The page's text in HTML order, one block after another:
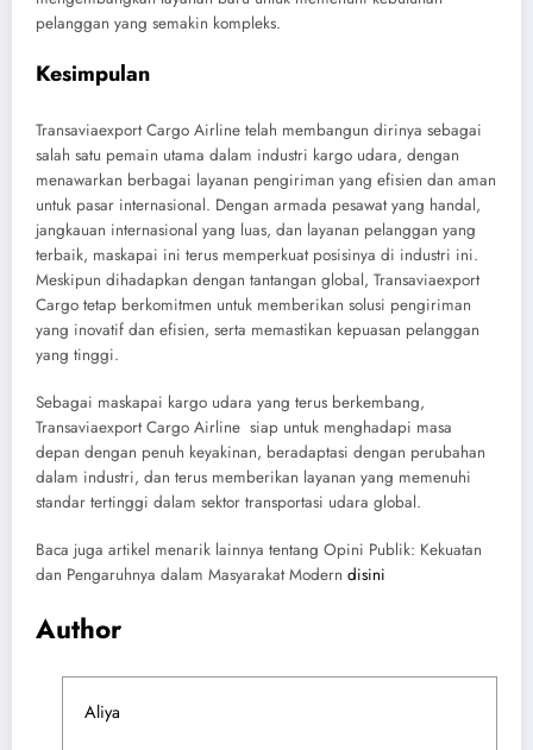
pelanggan yang semakin kompleks.
Kesimpulan
Transaviaexport Cargo Airline telah membangun dirinya sebagai
salah satu pemain utama dalam industri kargo udara, dengan
menawarkan berbagai layanan pengiriman yang efisien dan aman
untuk pasar internasional. Dengan armada pesawat yang handal,
jangkauan internasional yang luas, dan layanan pelanggan yang
terbaik, maskapai ini terus memperkuat posisinya di industri ini.
Meskipun dihadapkan dengan tantangan global, Transaviaexport
Cargo tetap berkomitmen untuk memberikan solusi pengiriman
yang inovatif dan efisien, serta memastikan kepuasan pelanggan
yang tinggi.
Sebagai maskapai kargo udara yang terus berkembang,
Transaviaexport Cargo Airline siap untuk menghadapi masa
depan dengan penuh keyakinan, beradaptasi dengan perubahan
dalam industri, dan terus memberikan layanan yang memenuhi
standar tertinggi dalam sektor transportasi udara global.
Baca juga artikel menarik lainnya tentang Opini Publik: Kekuatan
dan Pengaruhnya dalam Masyarakat Modern disini
Author
Aliya